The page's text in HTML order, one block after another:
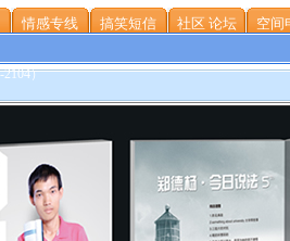
情感专线 搞笑短信 社区 论坛 空间